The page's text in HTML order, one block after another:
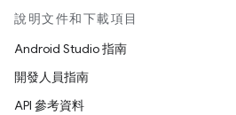
說明文件和下載項目
Android Studio 指南
開發人員指南
API 參考資料